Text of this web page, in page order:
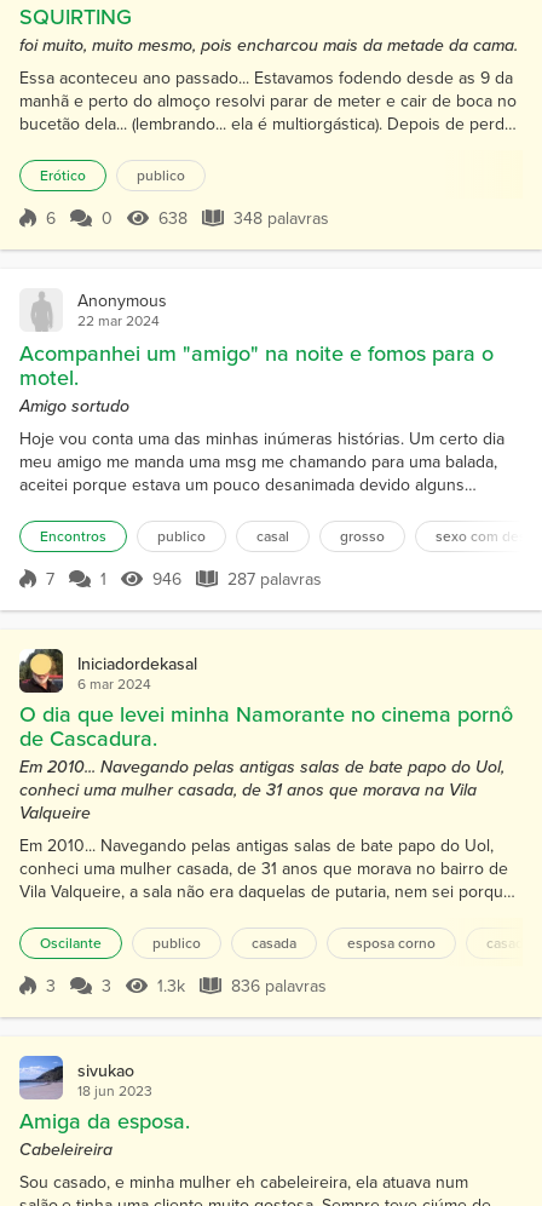
SQUIRTING
foi muito, muito mesmo, pois encharcou mais da metade da cama.
Essa aconteceu ano passado... Estavamos fodendo desde as 9 da
manhã e perto do almoço resolvi parar de meter e cair de boca no
bucetão dela... (lembrando... ela é multiorgástica). Depois de perder
na minha boca resolvi ficar em pé ao lado da cama e massagear
aquela linda buceta com meus dedos... Enfiei o dedo anelar e o
médio ao mesmo tempo e comecei a mexer ráp...
Erótico publico
Pontuação 6
6 0 638 Visualizações
638 348 palavras
348 palavras
Anonymous
22 mar 2024
Acompanhei um "amigo" na noite e fomos para o
motel.
Amigo sortudo
Hoje vou conta uma das minhas inúmeras histórias. Um certo dia
meu amigo me manda uma msg me chamando para uma balada,
aceitei porque estava um pouco desanimada devido alguns
tinha uns homem lindos, de encher os olhos. Então estava
curtindo a vibe com meu amigo, bebemos um pouco até que um
homem chegou em mim para trocar ideia, um homem muito
Encontros publico casal grosso sexo com
Pontuação 7
7 1 946 Visualizações
946 287 palavras
287 palavras
Iniciadordekasal
6 mar 2024
O dia que levei minha Namorante no cinema pornô
de Cascadura.
Em 2010... Navegando pelas antigas salas de bate papo do Uol,
conheci uma mulher casada, de 31 anos que morava na Vila
Valqueire
Em 2010... Navegando pelas antigas salas de bate papo do Uol,
conheci uma mulher casada, de 31 anos que morava no bairro de
Vila Valqueire, a sala não era daquelas de putaria, nem sei porquê
engraçado hoje lembrar que passávamos horas a fio navegando
naquelas salas). Papo vem, papo vai, assuntos da vida, trivialidades,
filhos, trabalho, casamento, percebi qu...
Oscilante publico casada esposa corno casada
Pontuação 3
3 3 1.3k Visualizações
1.3k 836 palavras
836 palavras
sivukao
18 jun 2023
Amiga da esposa.
Cabeleireira
Sou casado, e minha mulher eh cabeleireira, ela atuava num